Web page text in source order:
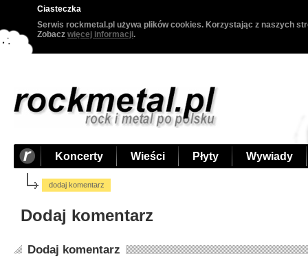
Ciasteczka
Serwis rockmetal.pl używa plików cookies. Korzystając z naszych
Zobacz więcej informacji.
Koncerty Wieści Płyty Wywiady
dodaj komentarz
Dodaj komentarz
Dodaj komentarz